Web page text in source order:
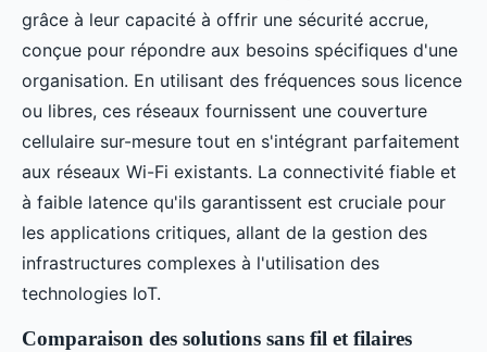
grâce à leur capacité à offrir une sécurité accrue,
conçue pour répondre aux besoins spécifiques d'une
organisation. En utilisant des fréquences sous licence
ou libres, ces réseaux fournissent une couverture
cellulaire sur-mesure tout en s'intégrant parfaitement
aux réseaux Wi-Fi existants. La connectivité fiable et
à faible latence qu'ils garantissent est cruciale pour
les applications critiques, allant de la gestion des
infrastructures complexes à l'utilisation des
technologies IoT.
Comparaison des solutions sans fil et filaires